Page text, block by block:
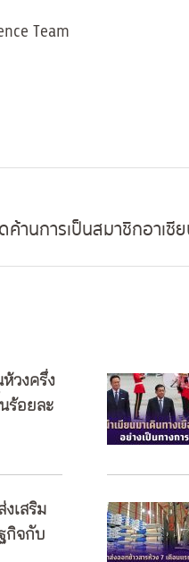
Team
ค้านการเป็นสมาชิกอาเซี
วงครึ่ง
ร้อยละ
เสริม
กิจกับ